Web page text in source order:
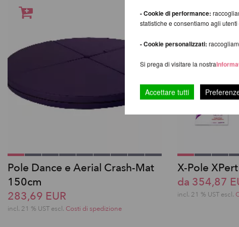
Pole Dance e Aerial Crash-Mat
150cm
283,69 EUR
incl. 21 % UST escl. Costi di spedizione
X-Pole
da 354,87
incl. 21 % UST escl.
- Cookie di performance:
statistiche e consentiamo agli
- Cookie personalizzati:
Si prega di visitare la nostra
Accettare tutti